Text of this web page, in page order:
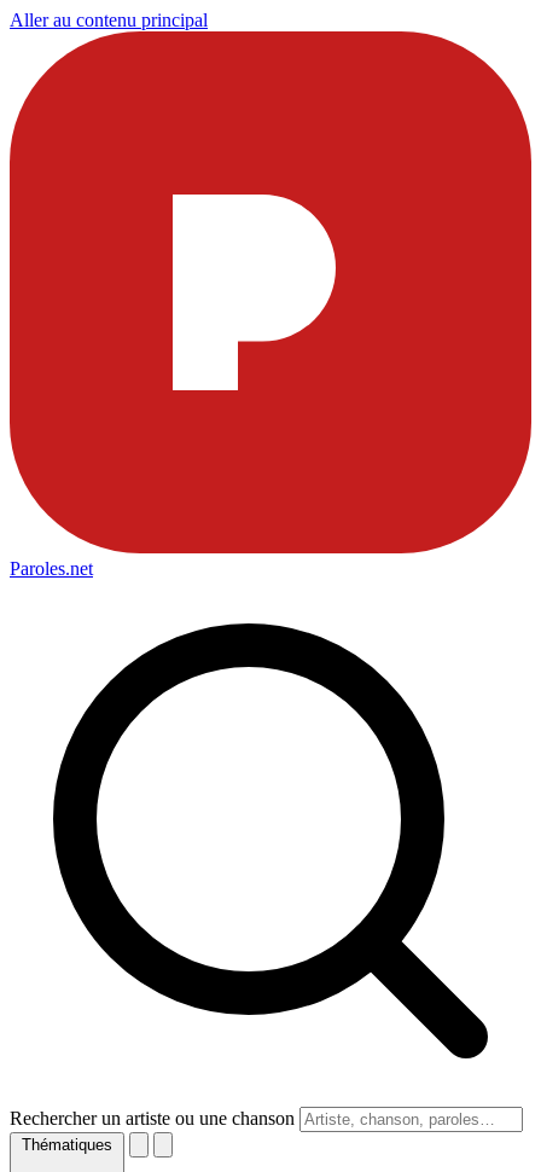
Aller au contenu principal
Paroles.net
Rechercher un artiste ou une chanson
Thématiques